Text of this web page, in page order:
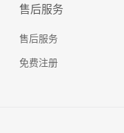
售后服务
售后服务
免费注册